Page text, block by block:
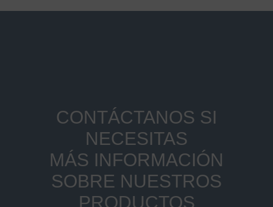
CONTÁCTANOS SI
NECESITAS
MÁS INFORMACIÓN
SOBRE NUESTROS
PRODUCTOS